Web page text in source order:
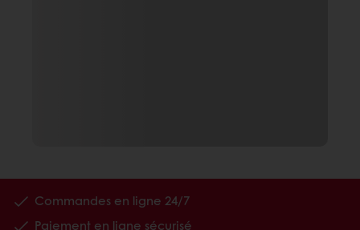
Commandes en ligne 24/7
Paiement en ligne sécurisé